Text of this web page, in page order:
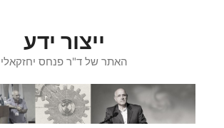
ייצור ידע
האתר של ד"ר פנחס יחזקאלי